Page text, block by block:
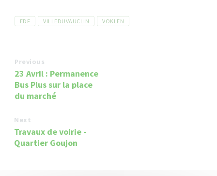
Tags
EDF VILLEDUVAUCLIN VOKLEN
Previous
23 Avril : Permanence
Bus Plus sur la place
du marché
Next
Travaux de voirie -
Quartier Goujon